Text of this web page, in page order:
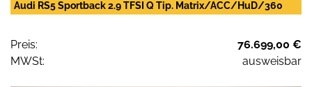
Audi RS5 Sportback 2.9 TFSI Q Tip. Matrix/ACC/HuD/360
Preis:
76.699,00 €
MWSt:
ausweisbar